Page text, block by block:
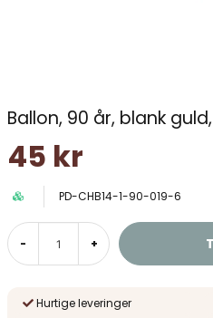
Ballon, 90 år, blank
45 kr
PD-CHB14-1-90-019-6
- +
Hurtige leveringer